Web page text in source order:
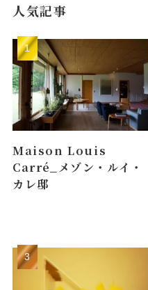
人気記事
Maison Louis
Carré_メゾン・ルイ・
カレ邸